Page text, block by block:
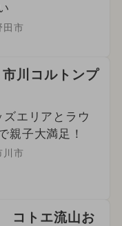
ハロウィン
田市
川コルトンプ
ズエリアとラウ
親子大満足！
川市
コトエ流山お